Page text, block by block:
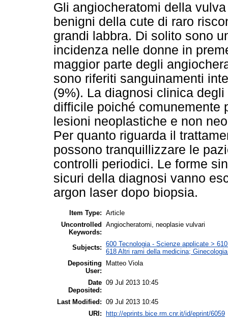
Gli angiocheratomi della
benigni della cute di raro
grandi labbra. Di solito sono
incidenza nelle donne in
maggior parte degli
sono riferiti sanguinamenti
(9%). La diagnosi clinica
difficile poiché comunemente
lesioni neoplastiche e non
Per quanto riguarda il
possono tranquillizzare le
controlli periodici. Le forme
sicuri della diagnosi vanno
argon laser dopo biopsia.
Item Type: Article
Uncontrolled
Keywords:
Angiocheratomi, neoplasie vulvari
Subjects: 600 Tecnologia - Scienze applicate >
618 Altri rami della medicina;
Depositing
User:
Matteo Viola
Date
Deposited:
09 Jul 2013 10:45
Last Modified: 09 Jul 2013 10:45
URI:
http://eprints.bice.rm.cnr.it/id/eprint/6059